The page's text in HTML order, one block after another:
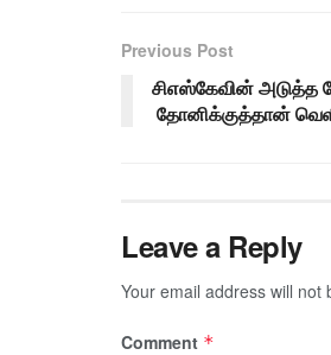
Previous Post
சிஎஸ்கேவின் அடுத்த
தோனிக்குத்தான்
Leave a Reply
Your email address will not
Comment *